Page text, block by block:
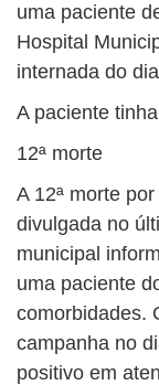
uma paciente
Hospital
internada do
A paciente
12ª morte
A 12ª morte
divulgada no
municipal
uma paciente
comorbidades.
campanha no
positivo em